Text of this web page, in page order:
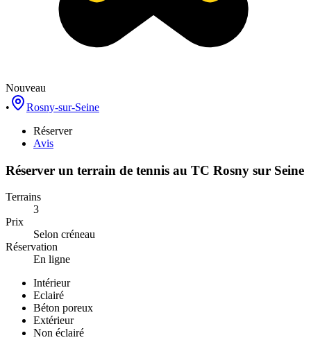
Nouveau
•
Rosny-sur-Seine
Réserver
Avis
Réserver un terrain de tennis au TC Rosny sur Seine
Terrains
3
Prix
Selon créneau
Réservation
En ligne
Intérieur
Eclairé
Béton poreux
Extérieur
Non éclairé